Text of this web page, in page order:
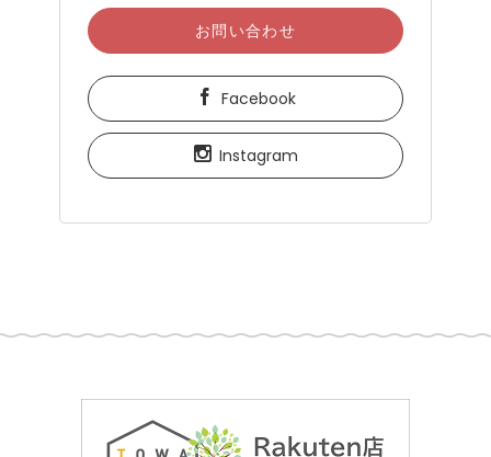
お問い合わせ
Facebook
Instagram